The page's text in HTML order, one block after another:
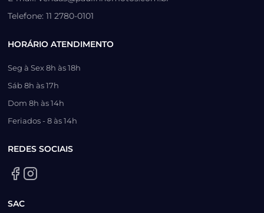
Telefone: 11 2780-0101
HORÁRIO ATENDIMENTO
Seg à Sex 8h às 18h
Sáb 8h às 17h
Dom 8h às 14h
Feriados - 8 às 14h
REDES SOCIAIS
SAC